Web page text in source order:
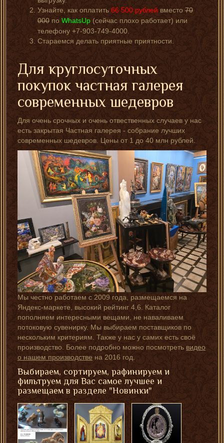
Узнайте, как оплатить66 500 рублейвместо 70
000по WhatsUp (сейчас плохо работает) или
телефону +7-903-749-4000.
Стараемся делать приятные приятности.
Для круглосуточных
покупок частная галерея
современных шедевров
Для очень срочных и очень отвественных случаев у нас
есть закрытая Частная галерея - собрание лучших
современных шедевров. Цены от 1 до 40 млн рублей.
Мы честно работаем с 2009 года, размещаемся на
Яндекс-маркете, высокий рейтинг 4,6. Каталог
пополняем интересными вещами, не наваливаем
потоковую сувенирку. Мы выбираем поставщиков по
нескольким критериям. Также у нас у самих есть своё
производство. Более подробно можно посмотреть видео
о нашем производствена 2016 год.
Выбираем, сортируем, рафинируем и
фильтруем для Вас самое лучшее и
размещаем в разделе "Новинки"